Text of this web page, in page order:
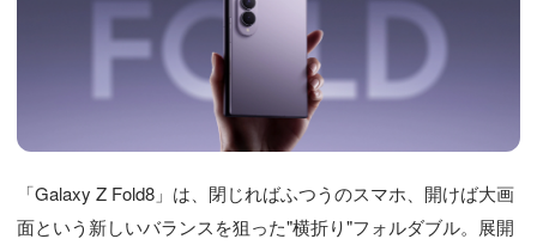
「Galaxy Z Fold8」は、閉じればふつうのスマホ、開けば大画
面という新しいバランスを狙った"横折り"フォルダブル。展開